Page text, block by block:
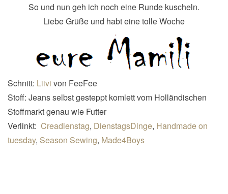
So und nun geh ich noch eine Runde kuscheln.
Liebe Grüße und habt eine tolle Woche
Schnitt: Liivi von FeeFee
Stoff: Jeans selbst gesteppt komlett vom Holländischen
Stoffmarkt genau wie Futter
Verlinkt: Creadienstag, DienstagsDinge, Handmade on
tuesday, Season Sewing, Made4Boys